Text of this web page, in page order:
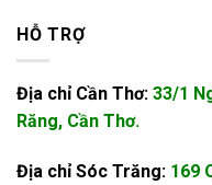
HỖ TRỢ
Địa chỉ Cần Thơ: 33/1
Răng, Cần Thơ.
Địa chỉ Sóc Trăng: 169